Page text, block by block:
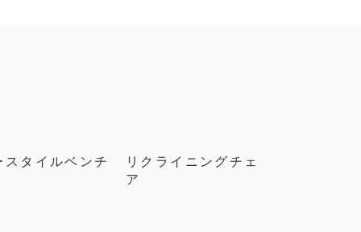
スタイルベンチ
リクライニングチェ
ア